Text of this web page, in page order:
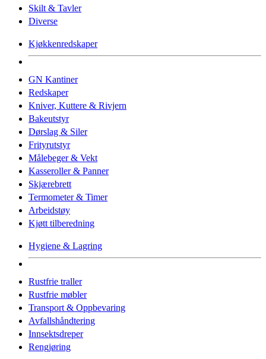
Skilt & Tavler
Diverse
Kjøkkenredskaper
GN Kantiner
Redskaper
Kniver, Kuttere & Rivjern
Bakeutstyr
Dørslag & Siler
Frityrutstyr
Målebeger & Vekt
Kasseroller & Panner
Skjærebrett
Termometer & Timer
Arbeidstøy
Kjøtt tilberedning
Hygiene & Lagring
Rustfrie traller
Rustfrie møbler
Transport & Oppbevaring
Avfallshåndtering
Innsektsdreper
Rengjøring